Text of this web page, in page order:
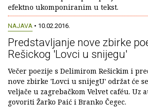
efektno ukomponiranim u tekst.
NAJAVA • 10.02.2016.
Predstavljanje nove zbirke
Rešickog 'Lovci u snijegu'
Večer poezije s Delimirom Rešickim i
nove zbirke 'Lovci u snijegU' održat će
veljače u zagrebačkom Velvet caféu. Uz
govoriti Žarko Paić i Branko Čegec.